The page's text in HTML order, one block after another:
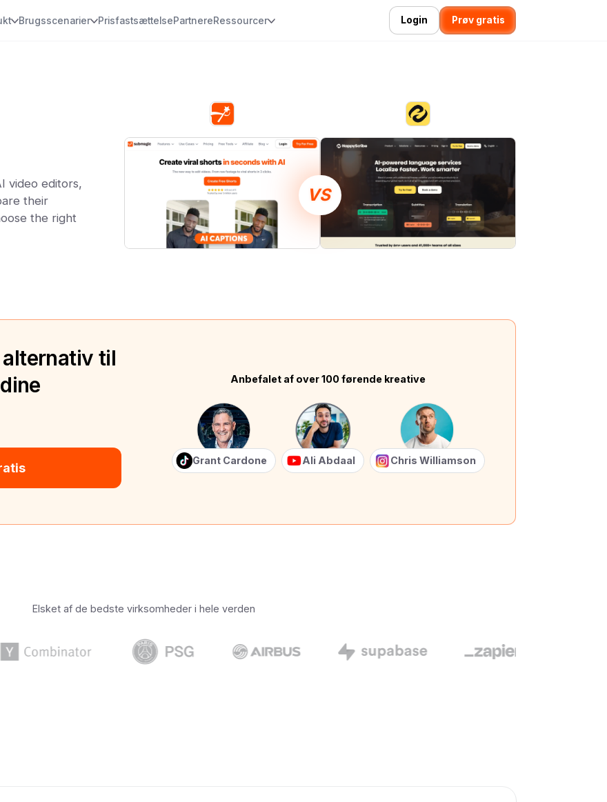
Brugsscenarier PrisfastsættelsePartnereRessourcer Login Prøv gratis
video editors,
their
the right
VS
alternativ til
Anbefalet af over 100 førende kreative
Grant Cardone Ali Abdaal Chris Williamson
Elsket af de bedste virksomheder i hele verden